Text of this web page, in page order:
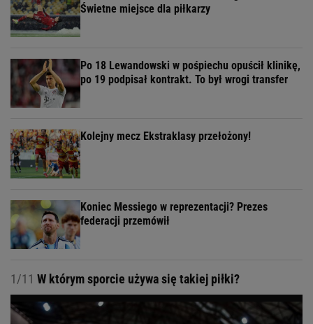
Świetne miejsce dla piłkarzy
Po 18 Lewandowski w pośpiechu opuścił klinikę,
po 19 podpisał kontrakt. To był wrogi transfer
Kolejny mecz Ekstraklasy przełożony!
Koniec Messiego w reprezentacji? Prezes
federacji przemówił
1/11 W którym sporcie używa się takiej piłki?